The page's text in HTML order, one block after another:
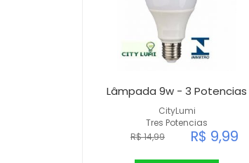
CityLumi
Tres Potencias
Lâmpada 9w - 3 Potencias
R$ 14,99 R$ 9,99